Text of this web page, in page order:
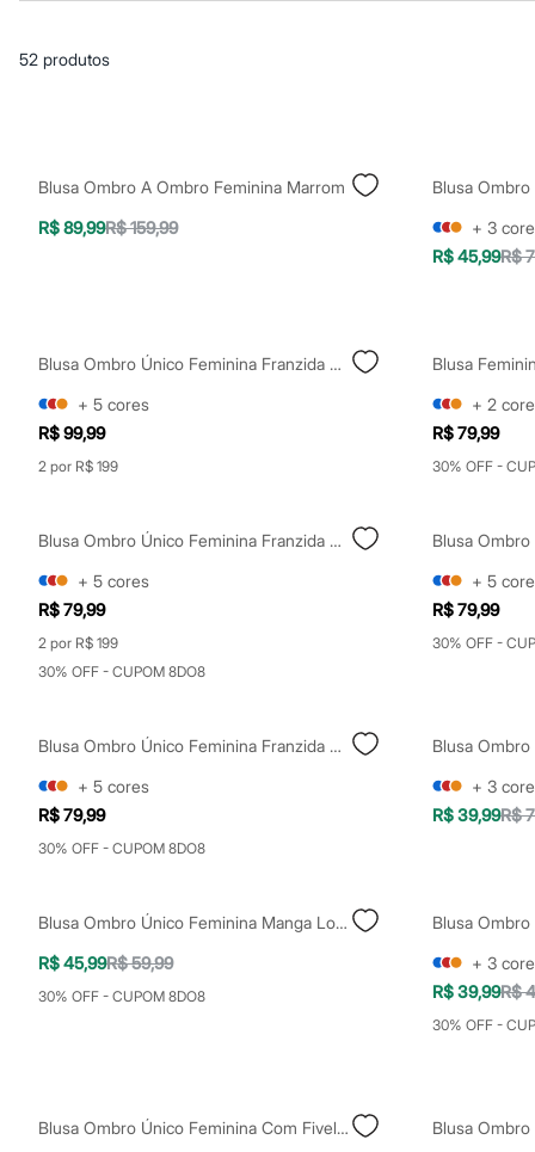
Casacos e Jaquetas
Macacões
Saias
Bonés e Chapéus
Bijoux
Cintos
Óculos
Rasteirinhas
Sandálias
Sapatilhas
Tênis
Marcas
City
Clock House
Yessica
Acessórios
Blusas
Leggings
Shorts e Bermudas
Calcinhas
Cintas e Modeladores
Meias
Pijamas
Sutiãs e Tops
Moda praia
Saídas de praia
Personagens
Plus size
Blusas e Camisetas
Calças
Masculino
52 produtos
Blusa Ombro A Ombro Feminina Marrom
R$ 89,99R$ 159,99
+ 3
R$ 45,99R$
Blusa Ombro Único Feminina Franzida Com Amarração Vermelha
+ 5 cores
R$ 99,99
2 por R$ 199
Blusa
+ 2
R$ 79,99
30% OFF -
Blusa Ombro Único Feminina Franzida Assimétrica Off White
+ 5 cores
R$ 79,99
2 por R$ 199
30% OFF - CUPOM 8DO8
+ 5
R$ 79,99
30% OFF -
Blusa Ombro Único Feminina Franzida Com Amarração Marrom
+ 5 cores
R$ 79,99
30% OFF - CUPOM 8DO8
Blusa
+ 3
R$ 39,99R$
Blusa Ombro Único Feminina Manga Longa Preta
R$ 45,99R$ 59,99
30% OFF - CUPOM 8DO8
+ 3
R$ 39,99R$
30% OFF -
Blusa Ombro Único Feminina Com Fivela Franzida Marrom